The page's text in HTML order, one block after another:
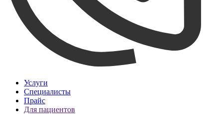
Услуги
Специалисты
Прайс
Для пациентов